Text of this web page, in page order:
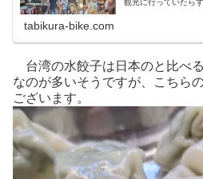
観光に行っていたら
tabikura-bike.com
台湾の水餃子は日本のと比べ
なのが多いそうですが、こちら
ございます。